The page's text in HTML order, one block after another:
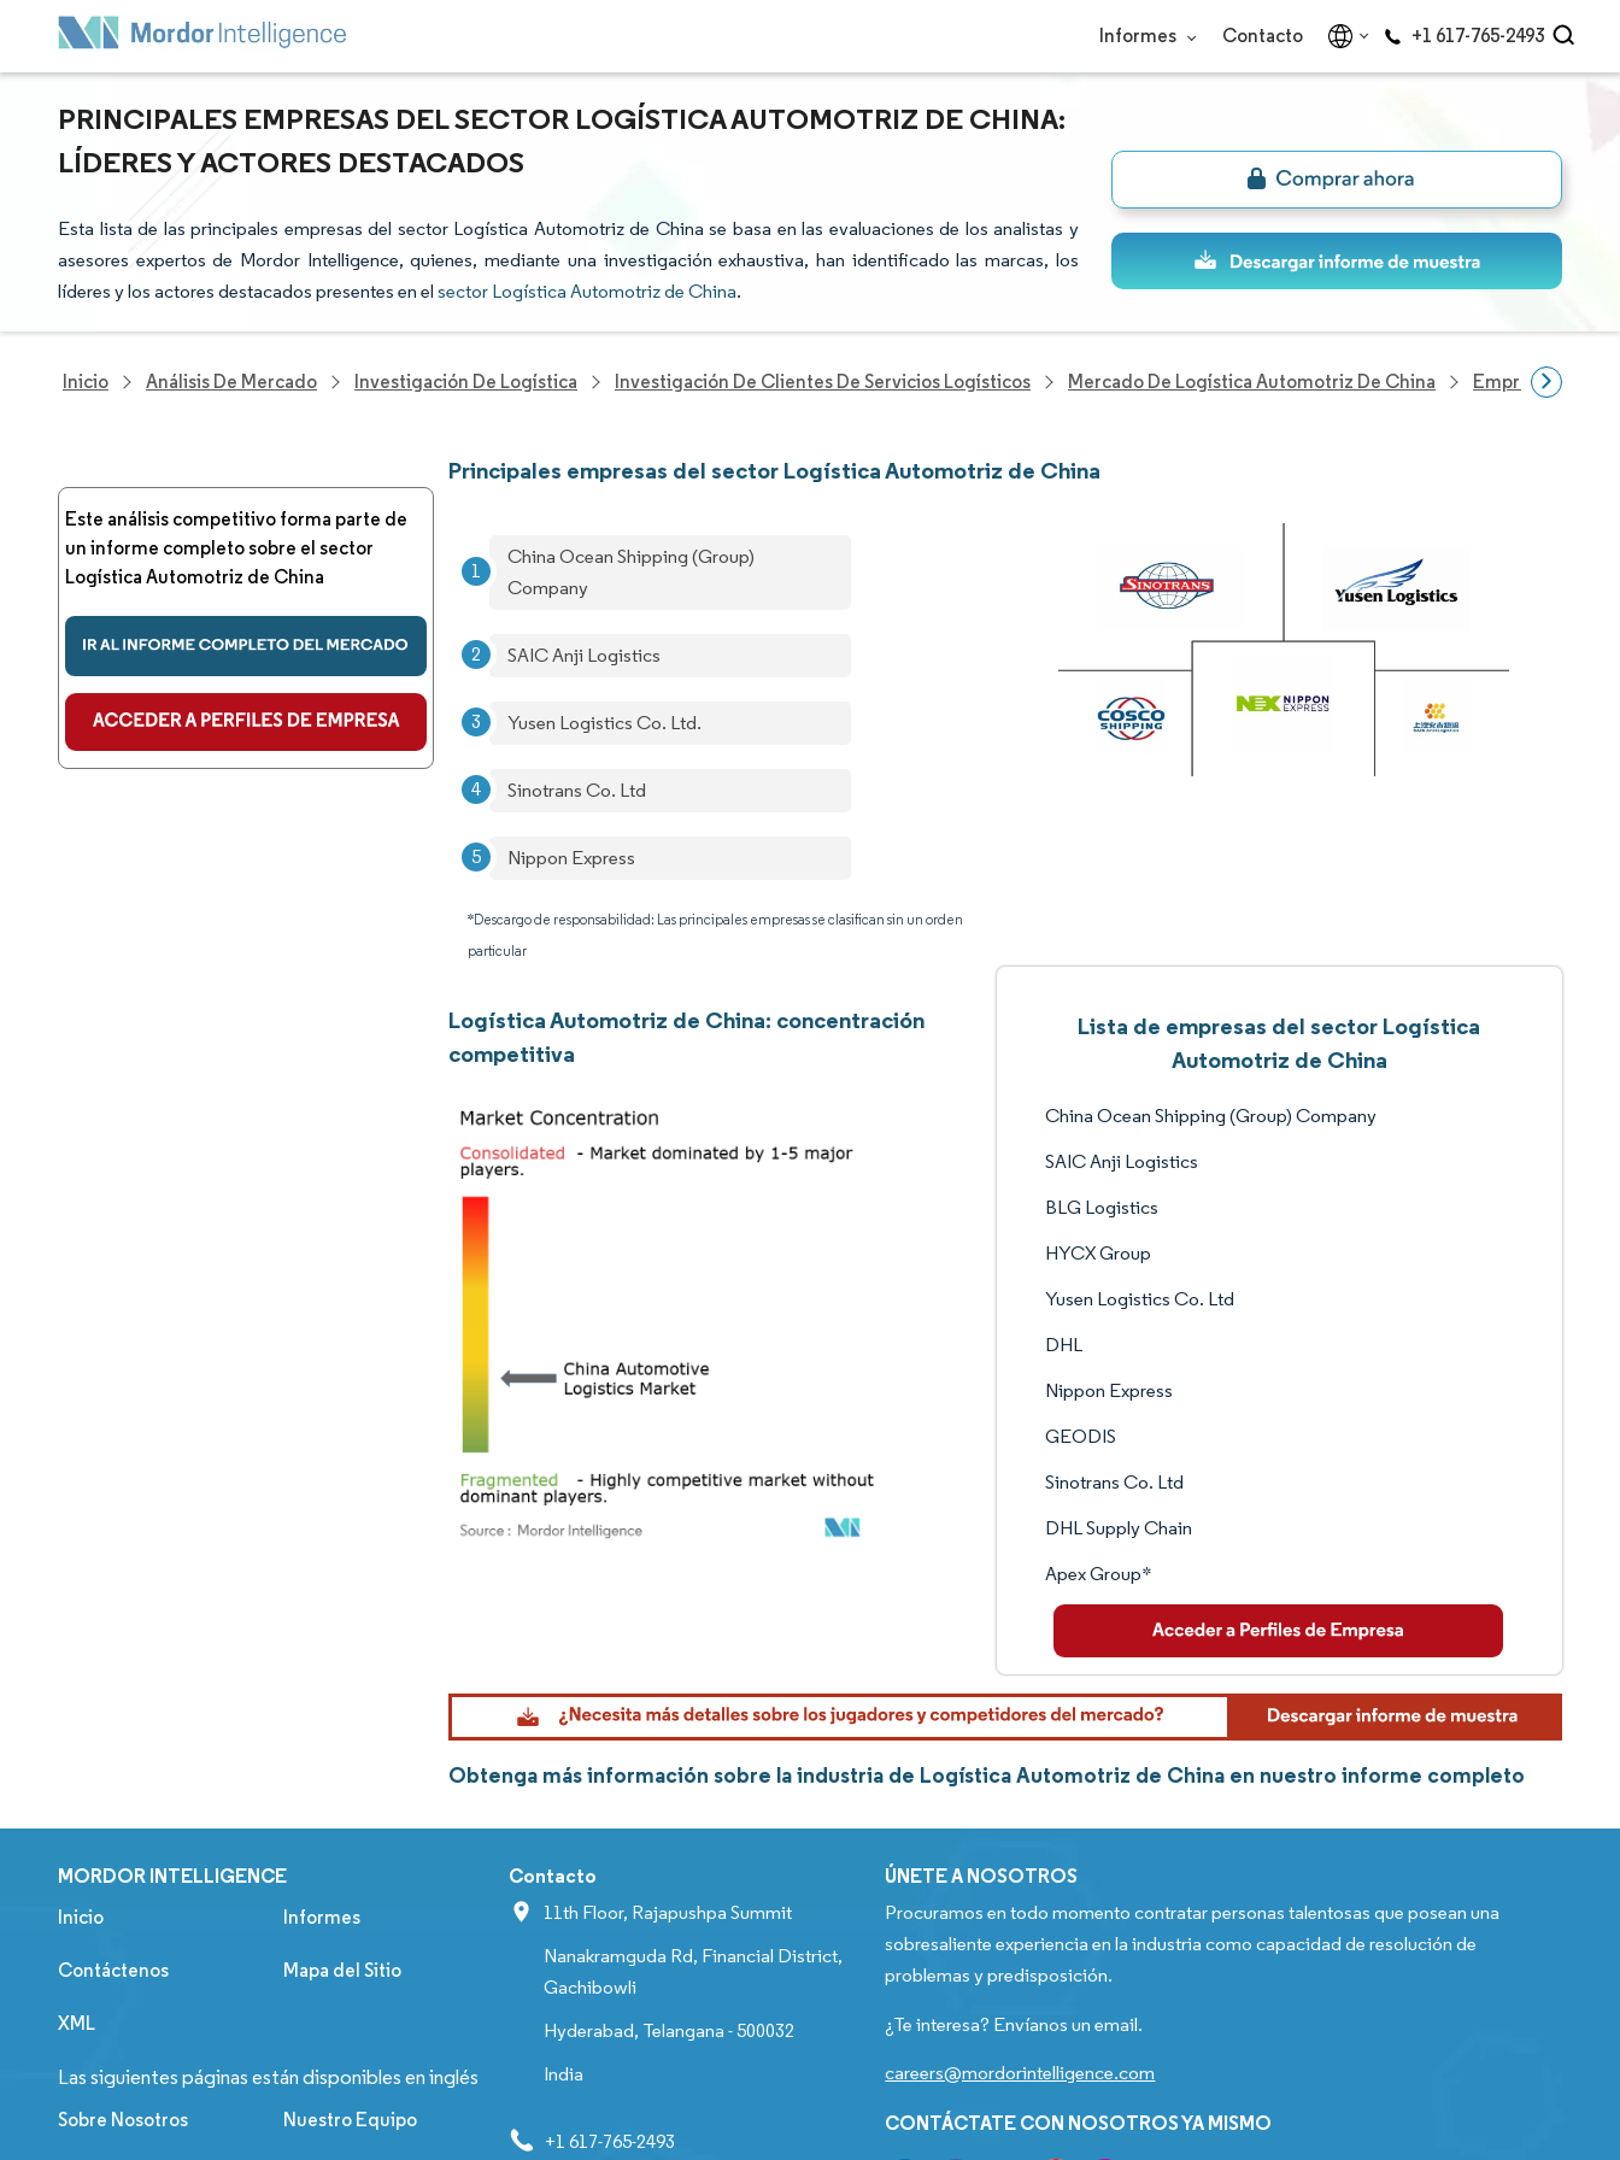
Informes Contacto +1 617-765-2493
PRINCIPALES EMPRESAS DEL SECTOR LOGÍSTICA AUTOMOTRIZ DE CHINA:
LÍDERES Y ACTORES DESTACADOS
Esta lista de las principales empresas del sector Logística Automotriz de China se basa en las evaluaciones de los analistas y
asesores expertos de Mordor Intelligence, quienes, mediante una investigación exhaustiva, han identificado las marcas, los
líderes y los actores destacados presentes en el sector Logística Automotriz de China.
Inicio Análisis De Mercado Investigación De Logística Investigación De Clientes De Servicios Logísticos Mercado De Logística Automotriz De China Empresas Del
Este análisis competitivo forma parte de
un informe completo sobre el sector
Logística Automotriz de China
Principales empresas del sector Logística Automotriz de China
China Ocean Shipping (Group)
Company
SAIC Anji Logistics
Yusen Logistics Co. Ltd.
Sinotrans Co. Ltd
Nippon Express
*Descargo de responsabilidad: Las principales empresas se clasifican sin un orden
particular
Logística Automotriz de China: concentración
competitiva
Lista de empresas del sector Logística
Automotriz de China
China Ocean Shipping (Group) Company
SAIC Anji Logistics
BLG Logistics
HYCX Group
Yusen Logistics Co. Ltd
DHL
Nippon Express
GEODIS
Sinotrans Co. Ltd
DHL Supply Chain
Apex Group*
Obtenga más información sobre la industria de Logística Automotriz de China en nuestro informe completo
MORDOR INTELLIGENCE
Inicio Informes
Contáctenos Mapa del Sitio
XML
Las siguientes páginas están disponibles en inglés
Sobre Nosotros Nuestro Equipo
Contacto
11th Floor, Rajapushpa Summit
Nanakramguda Rd, Financial District,
Gachibowli
Hyderabad, Telangana - 500032
India
+1 617-765-2493
ÚNETE A NOSOTROS
Procuramos en todo momento contratar personas talentosas que posean una
sobresaliente experiencia en la industria como capacidad de resolución de
problemas y predisposición.
¿Te interesa? Envíanos un email.
careers@mordorintelligence.com
CONTÁCTATE CON NOSOTROS YA MISMO